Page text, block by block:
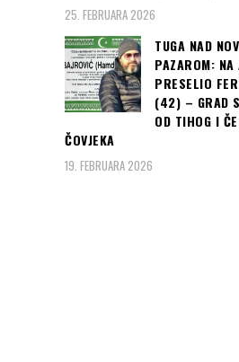
25. FEBRUARA 2026
TUGA NAD
PAZAROM: NA
PRESELIO
(42) – GRAD
OD TIHOG I
ČOVJEKA
19. FEBRUARA 2026